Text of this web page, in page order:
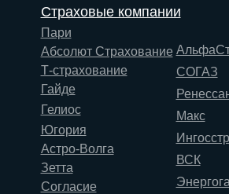
СОГАЗ
Макс
ВСК
Страховые компании
Пари
Абсолют Страхование
Т-страхование
Гайде
Гелиос
Югория
Астро-Волга
Зетта
Согласие